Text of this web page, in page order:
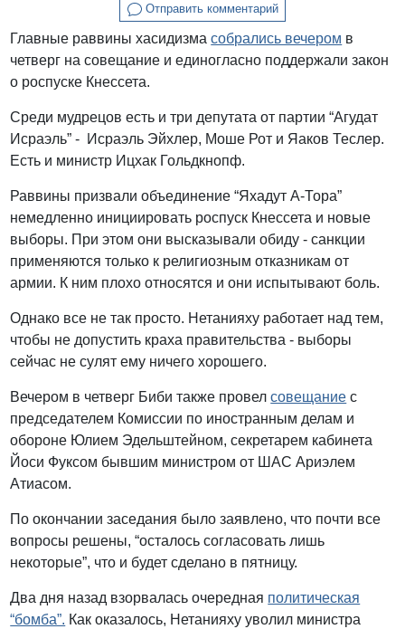
Отправить комментарий
Главные раввины хасидизмасобрались вечером в
четверг на совещание и единогласно поддержали закон
о роспуске Кнессета.
Среди мудрецов есть и три депутата от партии “Агудат
Исраэль” - Исраэль Эйхлер, Моше Рот и Яаков Теслер.
Есть и министр Ицхак Гольдкнопф.
Раввины призвали объединение “Яхадут А-Тора”
немедленно инициировать роспуск Кнессета и новые
выборы. При этом они высказывали обиду - санкции
применяются только к религиозным отказникам от
армии. К ним плохо относятся и они испытывают боль.
Однако все не так просто. Нетанияху работает над тем,
чтобы не допустить краха правительства - выборы
сейчас не сулят ему ничего хорошего.
Вечером в четверг Биби также провелсовещание с
председателем Комиссии по иностранным делам и
обороне Юлием Эдельштейном, секретарем кабинета
Йоси Фуксом бывшим министром от ШАС Ариэлем
Атиасом.
По окончании заседания было заявлено, что почти все
вопросы решены, “осталось согласовать лишь
некоторые”, что и будет сделано в пятницу.
Два дня назад взорвалась очередная политическая
“бомба”. Как оказалось, Нетанияху уволил министра